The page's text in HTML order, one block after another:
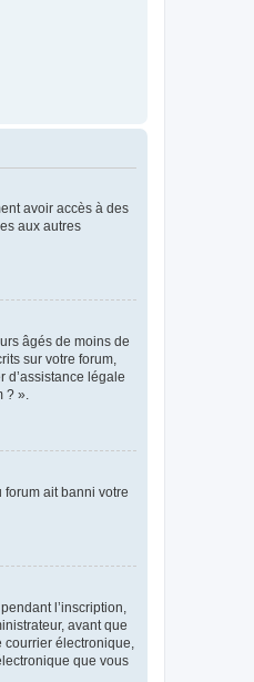
avoir accès à des
aux autres
âgés de moins de
sur votre forum,
d’assistance légale
».
forum ait banni votre
l’inscription,
avant que
électronique,
que vous